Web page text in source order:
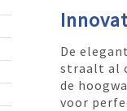
De
straalt al
de
voor